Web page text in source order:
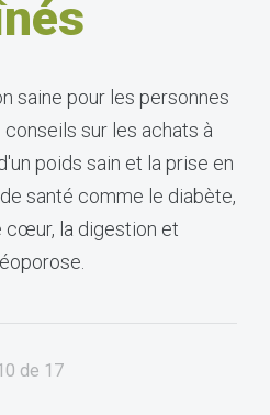
saine pour les personnes
sur les achats à
poids sain et la prise en
santé comme le diabète,
cœur, la digestion et
de 17